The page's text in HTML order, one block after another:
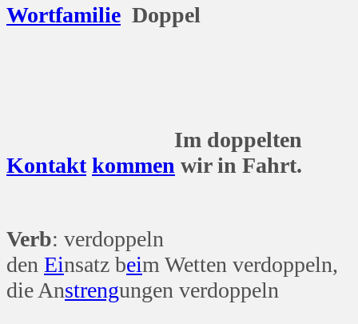
Wortfamilie Doppel
Im doppelten
Kontakt kommen wir in Fahrt.
Verb: verdoppeln
den Einsatz beim Wetten verdoppeln,
die Anstrengungen verdoppeln